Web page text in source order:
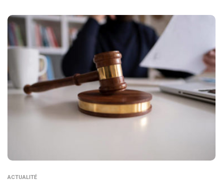
ACTUALITÉ